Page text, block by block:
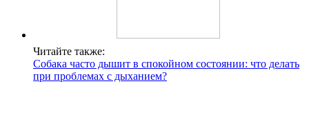
Читайте также:
Собака часто дышит в спокойном состоянии: что делать
при проблемах с дыханием?